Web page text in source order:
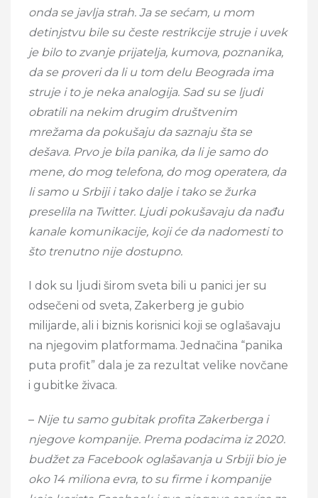
onda se javlja strah. Ja se sećam, u mom
detinjstvu bile su česte restrikcije struje i uvek
je bilo to zvanje prijatelja, kumova, poznanika,
da se proveri da li u tom delu Beograda ima
struje i to je neka analogija. Sad su se ljudi
obratili na nekim drugim društvenim
mrežama da pokušaju da saznaju šta se
dešava. Prvo je bila panika, da li je samo do
mene, do mog telefona, do mog operatera, da
li samo u Srbiji i tako dalje i tako se žurka
preselila na Twitter. Ljudi pokušavaju da nađu
kanale komunikacije, koji će da nadomesti to
što trenutno nije dostupno.
I dok su ljudi širom sveta bili u panici jer su
odsečeni od sveta, Zakerberg je gubio
milijarde, ali i biznis korisnici koji se oglašavaju
na njegovim platformama. Jednačina “panika
puta profit” dala je za rezultat velike novčane
i gubitke živaca.
– Nije tu samo gubitak profita Zakerberga i
njegove kompanije. Prema podacima iz 2020.
budžet za Facebook oglašavanja u Srbiji bio je
oko 14 miliona evra, to su firme i kompanije